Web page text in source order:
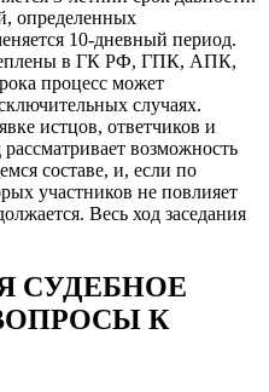
определенных
10-дневный период.
в ГК РФ, ГПК, АПК,
процесс может
случаях.
истцов, ответчиков и
возможность
составе, и, если по
участников не повлияет
Весь ход заседания
СУДЕБНОЕ
К